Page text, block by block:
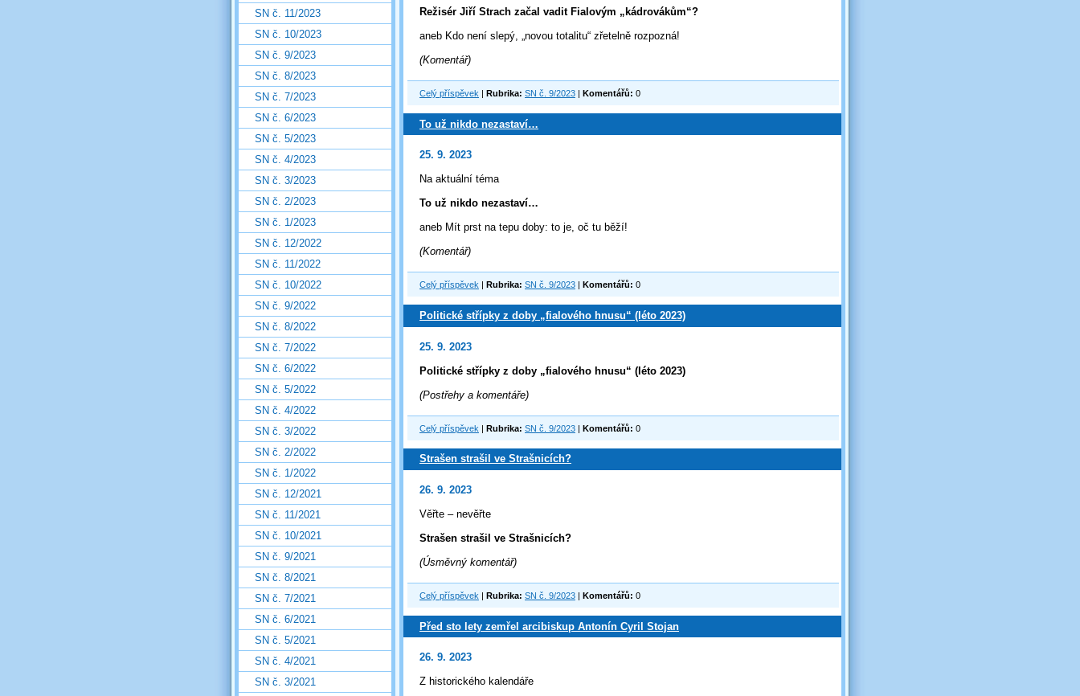
Režisér Jiří Strach začal vadit Fialovým „kádrovákům“?
aneb Kdo není slepý, „novou totalitu“ zřetelně rozpozná!
(Komentář)
Celý příspěvek | Rubrika: SN č. 9/2023 | Komentářů: 0
To už nikdo nezastaví…
25. 9. 2023
Na aktuální téma
To už nikdo nezastaví…
aneb Mít prst na tepu doby: to je, oč tu běží!
(Komentář)
Celý příspěvek Rubrika: SN č. 9/2023 Komentářů: 0
Politické střípky z doby „fialového hnusu“ (léto 2023)
25. 9. 2023
Politické střípky z doby „fialového hnusu“ (léto 2023)
(Postřehy a komentáře)
Celý příspěvek | Rubrika: SN č. 9/2023 | Komentářů: 0
Strašen strašil ve Strašnicích?
26. 9. 2023
Věřte – nevěřte
Strašen strašil ve Strašnicích?
(Úsměvný komentář)
Celý příspěvek | Rubrika: SN č. 9/2023 | Komentářů: 0
Před sto lety zemřel arcibiskup Antonín Cyril Stojan
26. 9. 2023
Z historického kalendáře
SN č. 11/2023
SN č. 10/2023
SN č. 9/2023
SN č. 8/2023
SN č. 7/2023
SN č. 6/2023
SN č. 5/2023
SN č. 4/2023
SN č. 3/2023
SN č. 2/2023
SN č. 1/2023
SN č. 12/2022
SN č. 11/2022
SN č. 10/2022
SN č. 9/2022
SN č. 8/2022
SN č. 7/2022
SN č. 6/2022
SN č. 5/2022
SN č. 4/2022
SN č. 3/2022
SN č. 2/2022
SN č. 1/2022
SN č. 12/2021
SN č. 11/2021
SN č. 10/2021
SN č. 9/2021
SN č. 8/2021
SN č. 7/2021
SN č. 6/2021
SN č. 5/2021
SN č. 4/2021
SN č. 3/2021